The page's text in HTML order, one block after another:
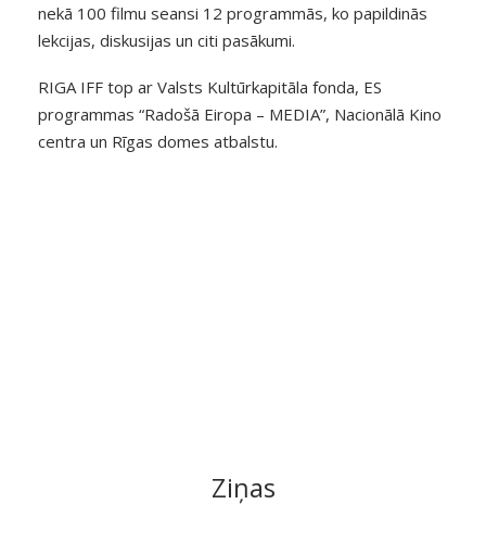
nekā 100 filmu seansi 12 programmās, ko papildinās
lekcijas, diskusijas un citi pasākumi.
RIGA IFF top ar Valsts Kultūrkapitāla fonda, ES
programmas “Radošā Eiropa – MEDIA”, Nacionālā Kino
centra un Rīgas domes atbalstu.
Ziņas